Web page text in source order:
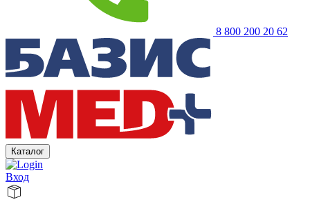
8 800 200 20 62
Каталог
Вход